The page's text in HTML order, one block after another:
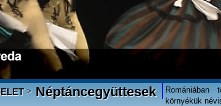
>Néptáncegyüttesek
környékük